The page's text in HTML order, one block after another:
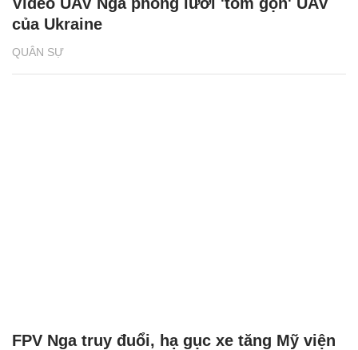
QUÂN SỰ
của Ukraine
FPV Nga truy đuổi, hạ gục xe tăng Mỹ viện